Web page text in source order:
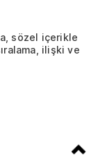
sözel içerikle
ilişki ve